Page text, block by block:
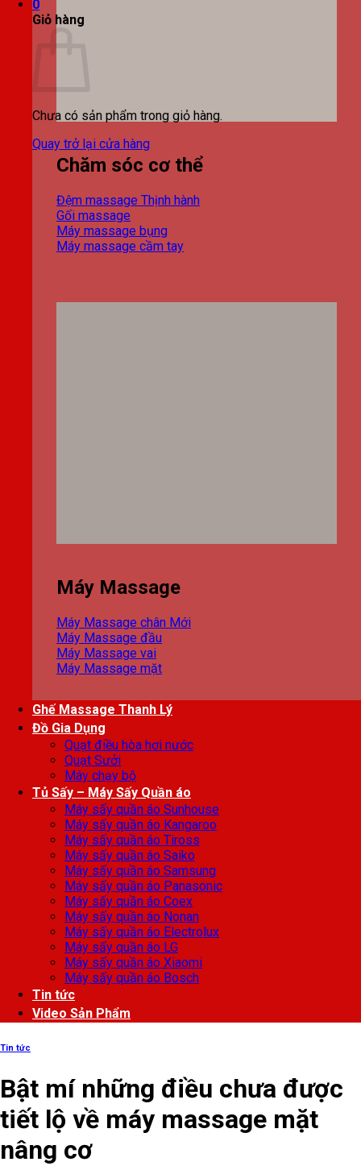
0
Giỏ hàng
Chưa có sản phẩm trong giỏ hàng.
Quay trở lại cửa hàng
Chăm sóc cơ thể
Đệm massage
Gối massage
Máy massage bụng
Máy massage cầm tay
Máy Massage
Máy Massage chân
Máy Massage đầu
Máy Massage vai
Máy Massage mặt
Ghế Massage Thanh Lý
Đồ Gia Dụng
Quạt điều hòa hơi nước
Quạt Sưởi
Máy chạy bộ
Tủ Sấy – Máy Sấy Quần áo
Máy sấy quần áo Sunhouse
Máy sấy quần áo Kangaroo
Máy sấy quần áo Tiross
Máy sấy quần áo Saiko
Máy sấy quần áo Samsung
Máy sấy quần áo Panasonic
Máy sấy quần áo Coex
Máy sấy quần áo Nonan
Máy sấy quần áo Electrolux
Máy sấy quần áo LG
Máy sấy quần áo Xiaomi
Máy sấy quần áo Bosch
Tin tức
Video Sản Phẩm
Tin tức
Bật mí những điều chưa được
tiết lộ về máy massage mặt
nâng cơ